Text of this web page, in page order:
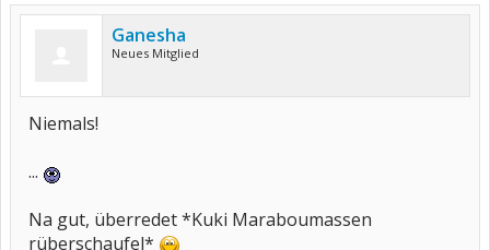
Ganesha
Neues Mitglied
Niemals!
...
Na gut, überredet *Kuki Maraboumassen
rüberschaufel*